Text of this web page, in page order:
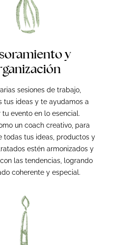
y
sesiones de trabajo,
tus ideas y te ayudamos a
tu evento en lo esencial.
un coach creativo, para
todas tus ideas, productos y
estén armonizados y
las tendencias, logrando
coherente y especial.